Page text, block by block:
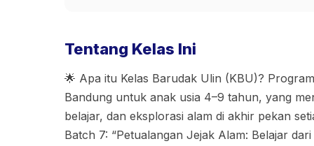
Tentang Kelas Ini
🌟 Apa itu Kelas Barudak Ulin (KBU)?
Bandung untuk anak usia 4–9 tahun, yang
belajar, dan eksplorasi alam di akhir pekan
Batch 7: “Petualangan Jejak Alam: Belajar